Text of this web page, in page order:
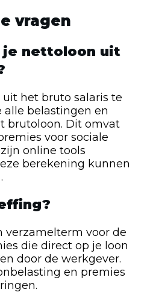
vragen
je nettoloon uit
het bruto salaris te
alle belastingen en
brutoloon. Dit omvat
voor sociale
online tools
berekening kunnen
verzamelterm voor de
die direct op je loon
door de werkgever.
en premies